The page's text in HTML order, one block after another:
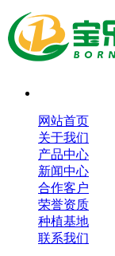
网站首页
关于我们
产品中心
新闻中心
合作客户
荣誉资质
种植基地
联系我们